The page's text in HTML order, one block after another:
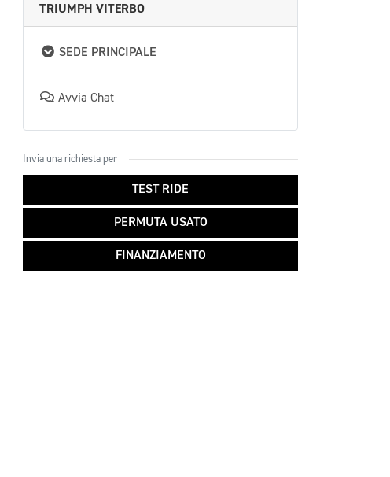
TRIUMPH VITERBO
SEDE PRINCIPALE
Avvia Chat
Invia una richiesta per
TEST RIDE
PERMUTA USATO
FINANZIAMENTO